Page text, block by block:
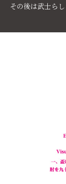
その後は武士ら